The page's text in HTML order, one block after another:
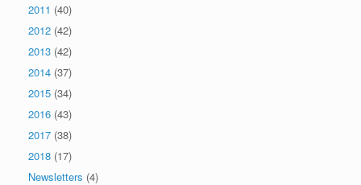
2011 (40)
2012 (42)
2013 (42)
2014 (37)
2015 (34)
2016 (43)
2017 (38)
2018 (17)
Newsletters (4)